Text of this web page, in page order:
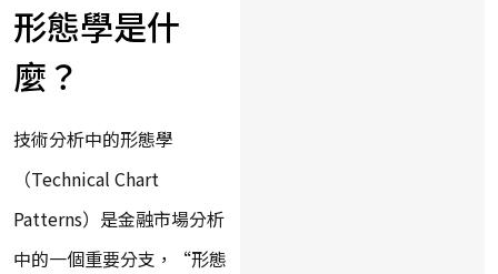
形態學是什
麼？
技術分析中的形態學
（Technical Chart
Patterns）是金融市場分析
中的一個重要分支，“形態